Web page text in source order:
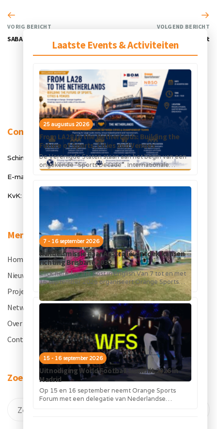
Laatste Events & Activiteiten
25 augustus 2026
From LA28 to the Netherlands: Building the
Future of Sports, Cities and Venues
De Verenigde Staten staan aan het begin van een
ongekende “Sports Decade”. Internationale
topsportevenementen en grote investeringen in
7 - 16 september 2026
Handelsmissie naar Australië: ontdek kansen
richting Brisbane 2032
Click here for the post in English Van 7 tot en met
16 september 2026 organiseert Orange Sports
Forum in...
15 - 16 september 2026
Uitnodiging World Football Summit 2026 in
Madrid
Op 15 en 16 september neemt Orange Sports
Forum met een delegatie van Nederlandse
VORIG BERICHT
SABA Dinxperlo
VOLGEND BERICHT
Rotterdam Topsport
Contact
Schimmelt 40, 5611 ZX Eindhoven
E-mail: info@orangesportsforum.com
KvK: 50334905
Menu
Home
Nieuws
Projecten
Netwerk
Over OSF
Contact
Zoeken